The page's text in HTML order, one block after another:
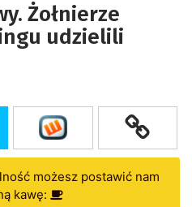
Żołnierze
udzielili
możesz postawić nam
kawę: